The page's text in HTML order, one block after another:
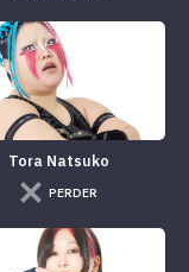
Tora Natsuko
PERDER